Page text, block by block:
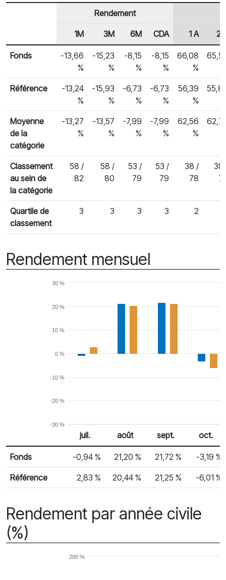
Rendements des fonds
En-tête de ligne
Rendement
1M 3M 6M CDA 1 A 2
Fonds
-13,66
%
-15,23
%
-8,15
%
-8,15
%
66,08
%
Référence
-13,24
%
-15,93
%
-6,73
%
-6,73
%
56,39
%
Moyenne
de la
catégorie
-13,27
%
-13,57
%
-7,99
%
-7,99
%
62,56
%
Classement
au sein de
la catégorie
58 /
82
58 /
80
53 /
79
53 /
79
38 /
78
38
Quartile de
classement
3 3 3 3 2
Rendement mensuel
-30 %
-20 %
-10 %
0 %
10 %
20 %
30 %
Rendement mensuel
% Rendement
juil. août sept. oct.
Fonds -0,94 % 21,20 % 21,72 % -3,19 %
Référence 2,83 % 20,44 % 21,25 % -6,01 %
Rendement par année civile
(%)
200 %